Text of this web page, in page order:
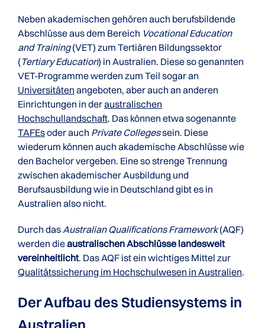
Neben akademischen gehören auch berufsbildende
Abschlüsse aus dem Bereich Vocational Education
and Training(VET) zum Tertiären Bildungssektor
(Tertiary Education) in Australien. Diese so genannten
VET-Programme werden zum Teil sogar an
Universitäten angeboten, aber auch an anderen
Einrichtungen in deraustralischen
Hochschullandschaft. Das können etwa sogenannte
TAFEsoder auch Private Collegessein. Diese
wiederum können auch akademische Abschlüsse wie
den Bachelor vergeben. Eine so strenge Trennung
zwischen akademischer Ausbildung und
Berufsausbildung wie in Deutschland gibt es in
Australien also nicht.
Durch dasAustralian Qualifications Framework(AQF)
werden dieaustralischen Abschlüsse landesweit
vereinheitlicht. Das AQF ist ein wichtiges Mittel zur
Qualitätssicherung im Hochschulwesen in Australien.
Der Aufbau des Studiensystems in
Australien